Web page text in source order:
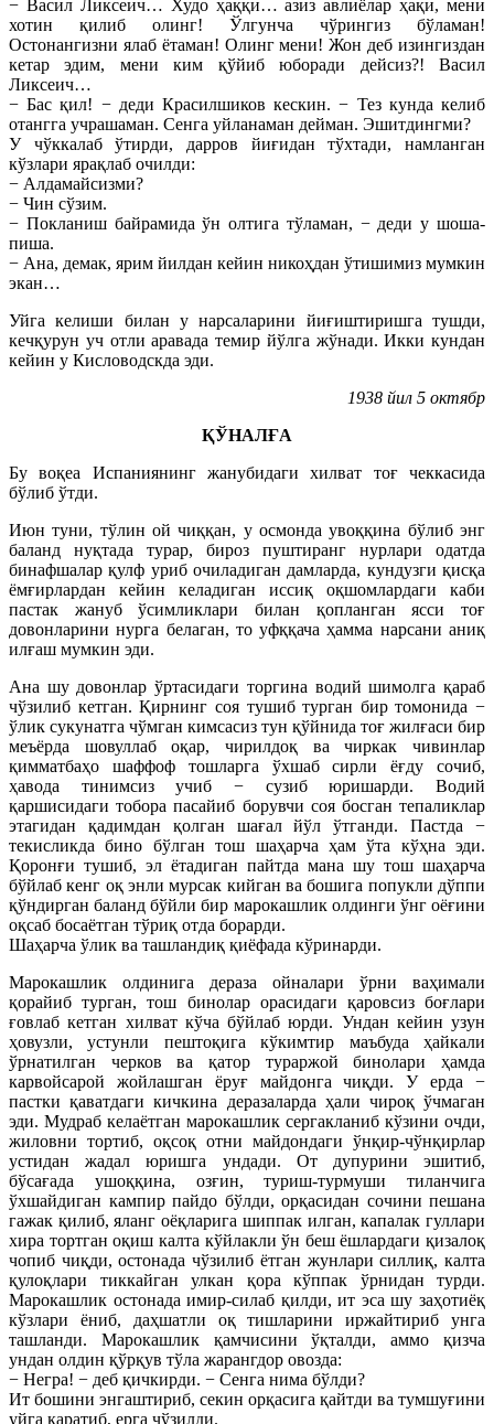
− Васил Ликсеич… Худо ҳаққи… азиз авлиёлар ҳақи, мени
хотин қилиб олинг! Ўлгунча чўрингиз бўламан!
Остонангизни ялаб ётаман! Олинг мени! Жон деб изингиздан
кетар эдим, мени ким қўйиб юборади дейсиз?! Васил
Ликсеич…
− Бас қил! − деди Красилшиков кескин. − Тез кунда келиб
отангга учрашаман. Сенга уйланаман дейман. Эшитдингми?
У чўккалаб ўтирди, дарров йиғидан тўхтади, намланган
кўзлари ярақлаб очилди:
− Алдамайсизми?
− Чин сўзим.
− Покланиш байрамида ўн олтига тўламан, − деди у шоша-
пиша.
− Ана, демак, ярим йилдан кейин никоҳдан ўтишимиз мумкин
экан…
Уйга келиши билан у нарсаларини йиғиштиришга тушди,
кечқурун уч отли аравада темир йўлга жўнади. Икки кундан
кейин у Кисловодскда эди.
1938 йил 5 октябр
ҚЎНАЛҒА
Бу воқеа Испаниянинг жанубидаги хилват тоғ чеккасида
бўлиб ўтди.
Июн туни, тўлин ой чиққан, у осмонда увоққина бўлиб энг
баланд нуқтада турар, бироз пуштиранг нурлари одатда
бинафшалар қулф уриб очиладиган дамларда, кундузги қисқа
ёмғирлардан кейин келадиган иссиқ оқшомлардаги каби
пастак жануб ўсимликлари билан қопланган ясси тоғ
довонларини нурга белаган, то уфққача ҳамма нарсани аниқ
илғаш мумкин эди.
Ана шу довонлар ўртасидаги торгина водий шимолга қараб
чўзилиб кетган. Қирнинг соя тушиб турган бир томонида −
ўлик сукунатга чўмган кимсасиз тун қўйнида тоғ жилғаси бир
меъёрда шовуллаб оқар, чирилдоқ ва чиркак чивинлар
қимматбаҳо шаффоф тошларга ўхшаб сирли ёғду сочиб,
ҳавода тинимсиз учиб − сузиб юришарди. Водий
қаршисидаги тобора пасайиб борувчи соя босган тепаликлар
этагидан қадимдан қолган шағал йўл ўтганди. Пастда −
текисликда бино бўлган тош шаҳарча ҳам ўта кўҳна эди.
Қоронғи тушиб, эл ётадиган пайтда мана шу тош шаҳарча
бўйлаб кенг оқ энли мурсак кийган ва бошига попукли дўппи
қўндирган баланд бўйли бир марокашлик олдинги ўнг оёғини
оқсаб босаётган тўриқ отда борарди.
Шаҳарча ўлик ва ташландиқ қиёфада кўринарди.
Марокашлик олдинига дераза ойналари ўрни ваҳимали
қорайиб турган, тош бинолар орасидаги қаровсиз боғлари
ғовлаб кетган хилват кўча бўйлаб юрди. Ундан кейин узун
ҳовузли, устунли пештоқига кўкимтир маъбуда ҳайкали
ўрнатилган черков ва қатор тураржой бинолари ҳамда
карвойсарой жойлашган ёруғ майдонга чиқди. У ерда −
пастки қаватдаги кичкина деразаларда ҳали чироқ ўчмаган
эди. Мудраб келаётган марокашлик сергакланиб кўзини очди,
жиловни тортиб, оқсоқ отни майдондаги ўнқир-чўнқирлар
устидан жадал юришга ундади. От дупурини эшитиб,
бўсағада ушоққина, озғин, туриш-турмуши тиланчига
ўхшайдиган кампир пайдо бўлди, орқасидан сочини пешана
гажак қилиб, яланг оёқларига шиппак илган, капалак гуллари
хира тортган оқиш калта кўйлакли ўн беш ёшлардаги қизалоқ
чопиб чиқди, остонада чўзилиб ётган жунлари силлиқ, калта
қулоқлари тиккайган улкан қора кўппак ўрнидан турди.
Марокашлик остонада имир-силаб қилди, ит эса шу заҳотиёқ
кўзлари ёниб, даҳшатли оқ тишларини иржайтириб унга
ташланди. Марокашлик қамчисини ўқталди, аммо қизча
ундан олдин қўрқув тўла жарангдор овозда:
− Негра! − деб қичкирди. − Сенга нима бўлди?
Ит бошини энгаштириб, секин орқасига қайтди ва тумшуғини
уйга қаратиб, ерга чўзилди.